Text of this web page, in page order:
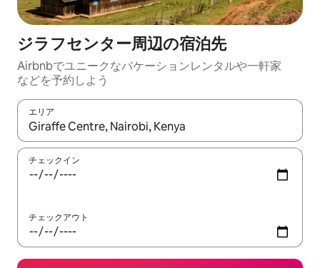
ジラフセンター⁠周⁠辺⁠の宿⁠泊⁠先
Airbnbでユニークなバ⁠ケ⁠ー⁠シ⁠ョ⁠ンレ⁠ン⁠タ⁠ルや一⁠軒⁠家
な⁠ど⁠を予⁠約⁠し⁠よ⁠う
エリア
検索結果が表示されたら、上下の矢印キーを使って移動するか
チェックイン
チェックアウト